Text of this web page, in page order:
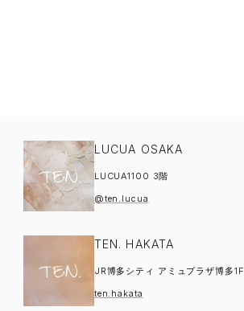
LUCUA OSAKA
LUCUA1100 3階
@ten.lucua
TEN. HAKATA
JR博多シティ アミュプラザ博多1F
ten.hakata